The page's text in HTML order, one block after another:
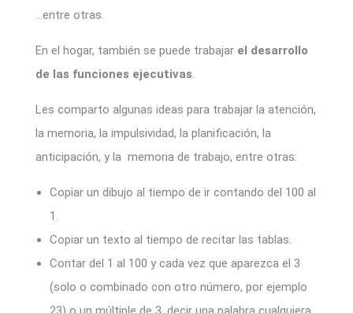
…entre otras.
En el hogar, también se puede trabajar el desarrollo
de las funciones ejecutivas.
Les comparto algunas ideas para trabajar la atención,
la memoria, la impulsividad, la planificación, la
anticipación, y la memoria de trabajo, entre otras:
Copiar un dibujo al tiempo de ir contando del 100 al
1.
Copiar un texto al tiempo de recitar las tablas.
Contar del 1 al 100 y cada vez que aparezca el 3
(solo o combinado con otro número, por ejemplo